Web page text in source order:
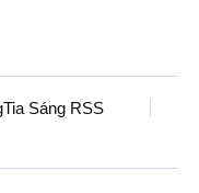
Tia Sáng RSS